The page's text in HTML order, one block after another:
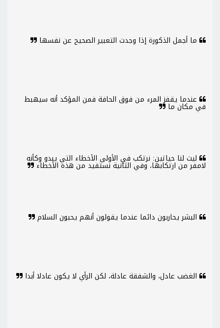
ما أجمل الذكورة إذا وجدت التعبير الصحيح عن نفسها
عندما يقفز المرء من فوق الحافة فمن المؤكد أنه سيهبط
في مكان ما
ليت لنا حياتين: نرتكب في الأولى الأخطاء التي يبدو وكأنه
لامفر من ارتكابها، وفي الثانية نستفيد من هذه الأخطاء
البشر يحاربون دائما عندما يقولون أنهم يحبون السلام
الغضب عادل، والشفقة عادلة، لكن الرأي لا يكون عادلا أبدا